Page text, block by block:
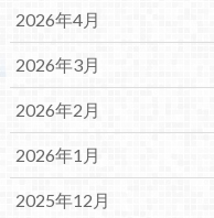
2026年4月
2026年3月
2026年2月
2026年1月
2025年12月